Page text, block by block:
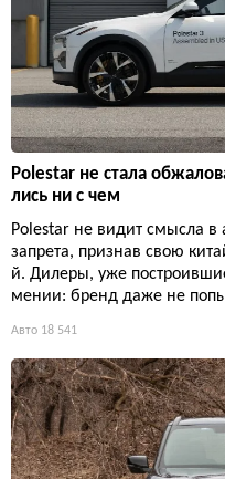
Polestar не стала
лись ни с чем
Polestar не видит смысла в
запрета, признав свою
й. Дилеры, уже
мении: бренд даже не
Авто 18 541